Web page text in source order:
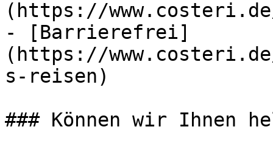
(https://
- [Barrierefrei]
(https://
s-reisen)
### Können wir Ihnen